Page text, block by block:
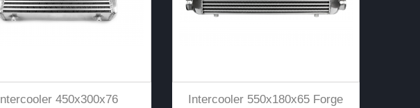
Intercooler 450x300x76
Intercooler 550x180x65 Forge